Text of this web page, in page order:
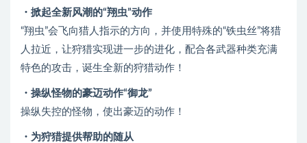
・掀起全新风潮的“翔虫”动作
“翔虫”会飞向猎人指示的方向，并使用特殊的“铁虫丝”将猎
人拉近，让狩猎实现进一步的进化，配合各武器种类充满
特色的攻击，诞生全新的狩猎动作！
・操纵怪物的豪迈动作“御龙”
操纵失控的怪物，使出豪迈的动作！
・为狩猎提供帮助的随从